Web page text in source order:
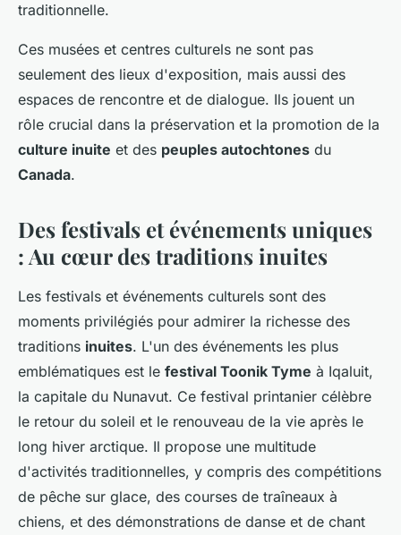
traditionnelle.
Ces musées et centres culturels ne sont pas
seulement des lieux d'exposition, mais aussi des
espaces de rencontre et de dialogue. Ils jouent un
rôle crucial dans la préservation et la promotion de la
culture inuite et des peuples autochtones du
Canada.
Des festivals et événements uniques
: Au cœur des traditions inuites
Les festivals et événements culturels sont des
moments privilégiés pour admirer la richesse des
traditions inuites. L'un des événements les plus
emblématiques est le festival Toonik Tyme à Iqaluit,
la capitale du Nunavut. Ce festival printanier célèbre
le retour du soleil et le renouveau de la vie après le
long hiver arctique. Il propose une multitude
d'activités traditionnelles, y compris des compétitions
de pêche sur glace, des courses de traîneaux à
chiens, et des démonstrations de danse et de chant